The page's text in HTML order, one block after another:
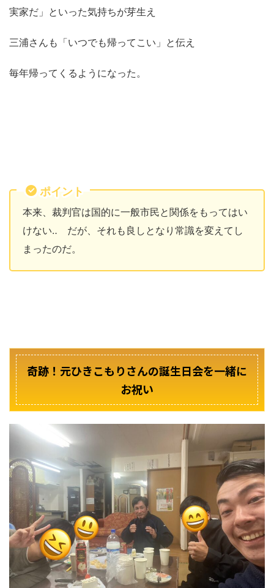
実家だ」といった気持ちが芽生え
三浦さんも「いつでも帰ってこい」と伝え
毎年帰ってくるようになった。
ポイント
本来、裁判官は国的に一般市民と関係をもってはい
けない‥ だが、それも良しとなり常識を変えてし
まったのだ。
奇跡！元ひきこもりさんの誕生日会を一緒に
お祝い